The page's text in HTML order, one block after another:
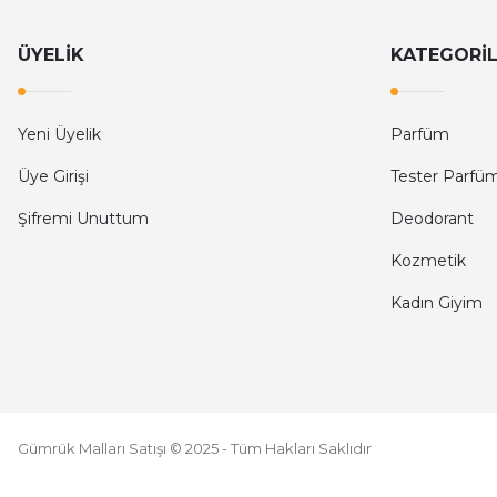
Kullanışlı
Deneyimini Paylaş
ÜYELİK
Yeni Üyelik
Üye Girişi
Şifremi Unuttum
Parfüm
Tester
Deodorant
Kozmetik
Kadın Giyim
Gümrük Malları Satışı © 2025 - Tüm Hakları Saklıdır